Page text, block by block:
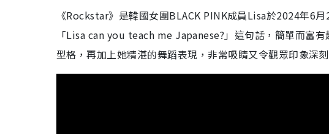
《Rockstar》是韓國女團BLACK PINK成員Lisa於2024年6
「Lisa can you teach me Japanese?」這句話，簡單而富
型格，再加上她精湛的舞蹈表現，非常吸睛又令觀眾印象深刻